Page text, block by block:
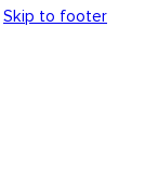
Skip to footer